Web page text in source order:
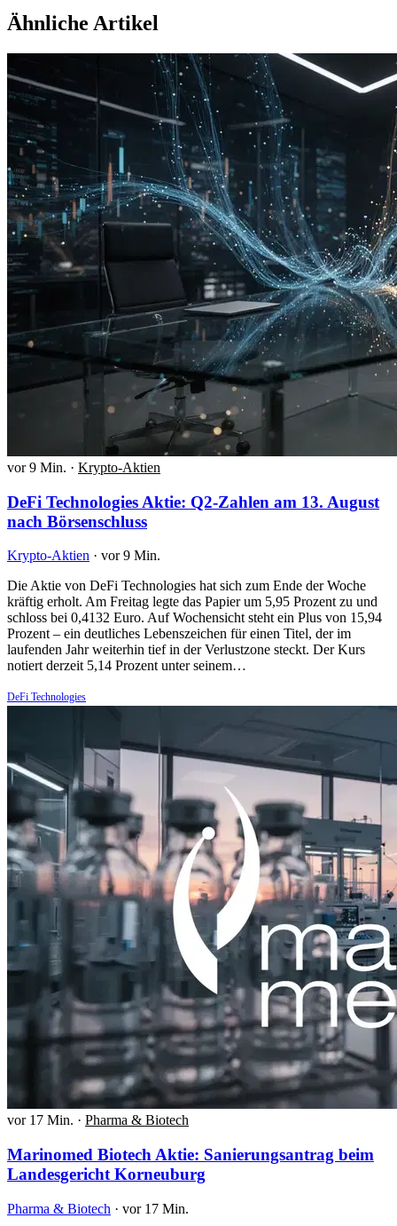
Ähnliche Artikel
vor 9 Min. · Krypto-Aktien
DeFi Technologies Aktie: Q2-Zahlen am 13. August
nach Börsenschluss
Krypto-Aktien · vor 9 Min.
Die Aktie von DeFi Technologies hat sich zum Ende der Woche
kräftig erholt. Am Freitag legte das Papier um 5,95 Prozent zu und
schloss bei 0,4132 Euro. Auf Wochensicht steht ein Plus von 15,94
Prozent – ein deutliches Lebenszeichen für einen Titel, der im
laufenden Jahr weiterhin tief in der Verlustzone steckt. Der Kurs
notiert derzeit 5,14 Prozent unter seinem…
DeFi Technologies
vor 17 Min. · Pharma & Biotech
Marinomed Biotech Aktie: Sanierungsantrag beim
Landesgericht Korneuburg
Pharma & Biotech · vor 17 Min.